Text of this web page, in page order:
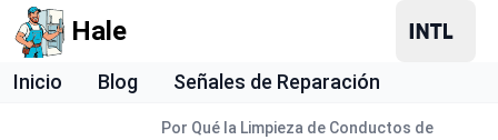
Hale
Inicio Blog Señales de Reparación
Por Qué la Limpieza de Conductos de